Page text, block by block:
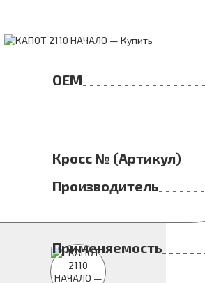
OEM
Кросс № (Артикул)
Производитель
Применяемость